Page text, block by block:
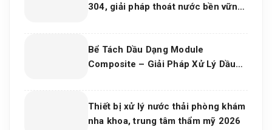
304, giải pháp thoát nước bền vững
Bể Tách Dầu Dạng Module
Composite – Giải Pháp Xử Lý Dầu
Thiết bị xử lý nước thải phòng khám
nha khoa, trung tâm thẩm mỹ 2026